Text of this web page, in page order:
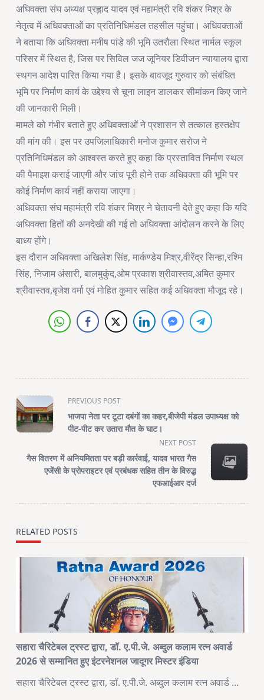
अधिवक्ता संघ अध्यक्ष प्रह्लाद यादव एवं महामंत्री रवि शंकर मिश्र के
नेतृत्व में अधिवक्ताओं का प्रतिनिधिमंडल तहसील पहुंचा। अधिवक्ताओं
ने बताया कि अधिवक्ता मनीष पांडे की भूमि उतरौला स्थित नार्मल स्कूल
परिसर में स्थित है, जिस पर सिविल जज जूनियर डिवीजन न्यायालय द्वारा
स्थगन आदेश पारित किया गया है। इसके बावजूद गुरुवार को संबंधित
भूमि पर निर्माण कार्य के उद्देश्य से चूना लाइन डालकर सीमांकन किए जाने
की जानकारी मिली।
मामले को गंभीर बताते हुए अधिवक्ताओं ने प्रशासन से तत्काल हस्तक्षेप
की मांग की। इस पर उपजिलाधिकारी मनोज कुमार सरोज ने
प्रतिनिधिमंडल को आश्वस्त करते हुए कहा कि प्रस्तावित निर्माण स्थल
की पैमाइश कराई जाएगी और जांच पूरी होने तक अधिवक्ता की भूमि पर
कोई निर्माण कार्य नहीं कराया जाएगा।
अधिवक्ता संघ महामंत्री रवि शंकर मिश्र ने चेतावनी देते हुए कहा कि यदि
अधिवक्ता हितों की अनदेखी की गई तो अधिवक्ता आंदोलन करने के लिए
बाध्य होंगे।
इस दौरान अधिवक्ता अखिलेश सिंह, मार्कण्डेय मिश्र,वीरेंद्र सिन्हा,रश्मि
सिंह, निजाम अंसारी, बालमुकुंद,ओम प्रकाश श्रीवास्तव,अमित कुमार
श्रीवास्तव,बृजेश वर्मा एवं मोहित कुमार सहित कई अधिवक्ता मौजूद रहे।
<span
class="nav-
subtitle
reader-
text">Page</span>
PREVIOUS POST
भाजपा नेता पर टूटा दबंगों का कहर,बीजेपी मंडल उपाध्यक्ष को
पीट-पीट कर उतारा मौत के घाट।
NEXT POST
गैस वितरण में अनियमितता पर बड़ी कार्रवाई, यादव भारत गैस
एजेंसी के प्रोपराइटर एवं प्रबंधक सहित तीन के विरुद्ध
एफआईआर दर्ज
RELATED POSTS
सहारा चैरिटेबल ट्रस्ट द्वारा, डॉ. ए.पी.जे. अब्दुल कलाम रत्न अवार्ड
2026 से सम्मानित हुए इंटरनेशनल जादूगर मिस्टर इंडिया
सहारा चैरिटेबल ट्रस्ट द्वारा, डॉ. ए.पी.जे. अब्दुल कलाम रत्न अवार्ड ...